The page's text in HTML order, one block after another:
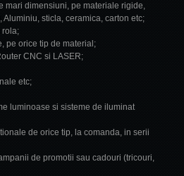
mari dimensiuni, pe materiale rigide,
Aluminiu, sticla, ceramica, carton etc;
rola;
pe orice tip de material;
CNC si LASER;
etc;
luminoase si sisteme de iluminat
de orice tip, la comanda, in serii
de promotii sau cadouri (tricouri,